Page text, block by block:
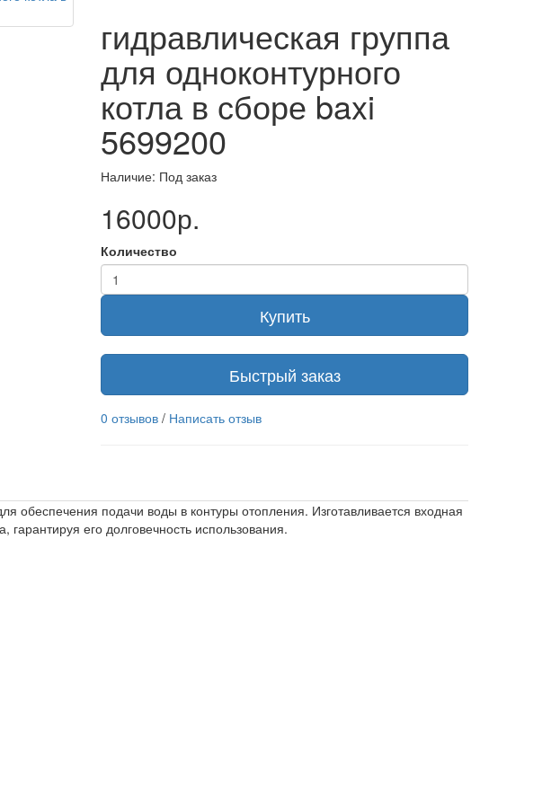
гидравлическая группа
для одноконтурного
котла в сборе baxi
5699200
Наличие: Под заказ
16000р.
Количество
Купить
Быстрый заказ
0 отзывов / Написать отзыв
обеспечения подачи воды в контуры отопления. Изготавливается входная
гарантируя его долговечность использования.